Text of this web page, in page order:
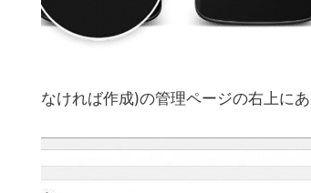
なければ作成)の管理ページの右上に